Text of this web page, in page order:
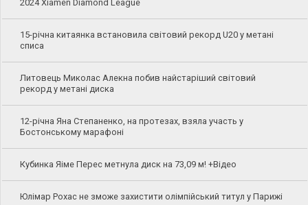
2024 Xiamen Diamond League
15-річна китаянка встановила світовий рекорд U20 у метані
списа
Литовець Миколас Алекна побив найстаріший світовий
рекорд у метані диска
12-річна Яна Степаненко, на протезах, взяла участь у
Бостонському марафоні
Кубинка Яіме Перес метнула диск на 73,09 м! +Відео
Юлімар Рохас не зможе захистити олімпійський титул у Парижі